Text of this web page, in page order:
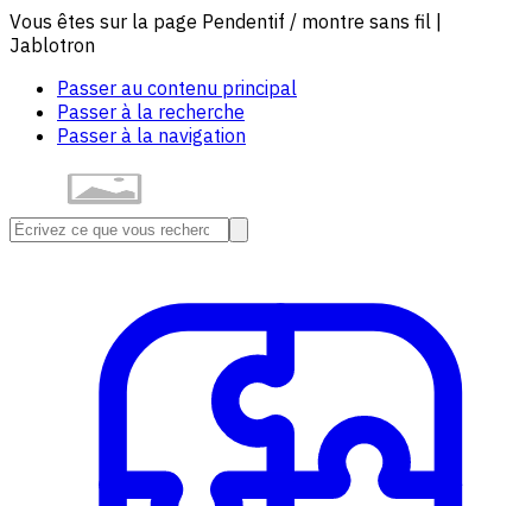
Vous êtes sur la page Pendentif / montre sans fil |
Jablotron
Passer au contenu principal
Passer à la recherche
Passer à la navigation